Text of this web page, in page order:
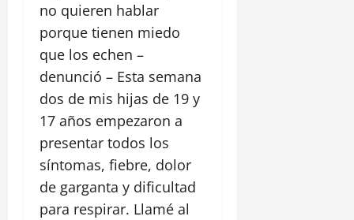
no quieren hablar
porque tienen miedo
que los echen –
denunció – Esta semana
dos de mis hijas de 19 y
17 años empezaron a
presentar todos los
síntomas, fiebre, dolor
de garganta y dificultad
para respirar. Llamé al